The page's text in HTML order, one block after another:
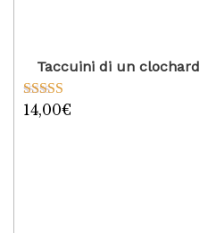
Taccuini di un clochard
Valutato
14,00€